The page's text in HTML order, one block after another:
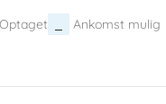
Optaget Ankomst mulig